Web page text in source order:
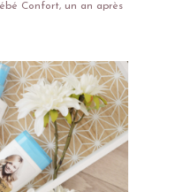
Confort, un an après